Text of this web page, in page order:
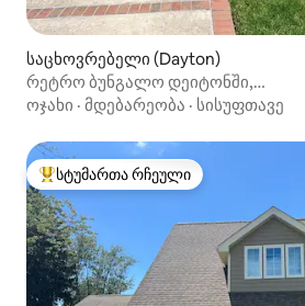
საცხოვრებელი (Dayton)
რეტრო ბუნგალო დეიტონში,
3 საძინებელი/2 სააბაზანო
ოჯახი · მდებარეობა · სისუფთავე
სტუმართა რჩეული მოწინავე ვარიანტი
სტუმართა რჩეული